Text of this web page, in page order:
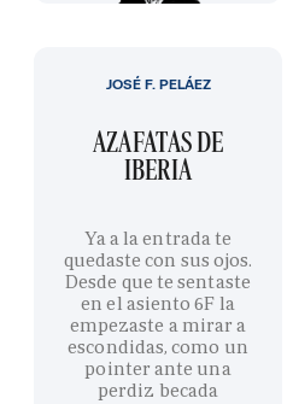
AZAFATAS DE
IBERIA
Ya a la entrada te
quedaste con sus ojos.
Desde que te sentaste
en el asiento 6F la
empezaste a mirar a
escondidas, como un
pointer ante una
perdiz becada
JOSÉ F. PELÁEZ